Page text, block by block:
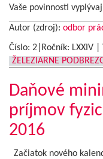
Vaše povinnosti
Autor (zdroj): odbor
Číslo: 2|Ročník: LXXIV |
ŽELEZIARNE
Daňové
príjmov
2016
Začiatok nového